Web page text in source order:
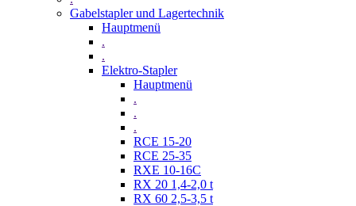
Gabelstapler und Lagertechnik
Hauptmenü
.
.
Elektro-Stapler
Hauptmenü
.
.
.
RCE 15-20
RCE 25-35
RXE 10-16C
RX 20 1,4-2,0 t
RX 60 2,5-3,5 t